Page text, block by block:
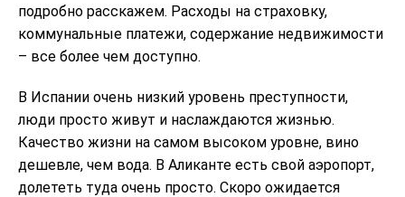
подробно расскажем. Расходы на страховку,
коммунальные платежи, содержание недвижимости
– все более чем доступно.
В Испании очень низкий уровень преступности,
люди просто живут и наслаждаются жизнью.
Качество жизни на самом высоком уровне, вино
дешевле, чем вода. В Аликанте есть свой аэропорт,
долететь туда очень просто. Скоро ожидается